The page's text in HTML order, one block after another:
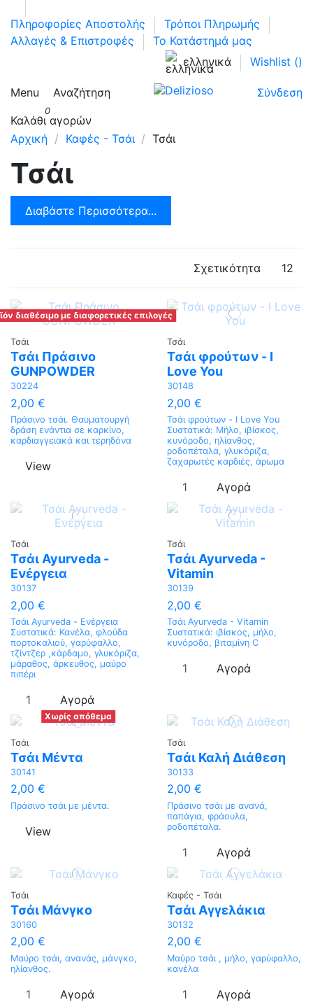
Πληροφορίες Αποστολής
Τρόποι Πληρωμής
Αλλαγές & Επιστροφές
Το Κατάστημά μας
ελληνικά
Wishlist ()
Menu Αναζήτηση Σύνδεση
0
Καλάθι αγορών
Αρχική
Καφές - Τσάι Τσάι
Τσάι
Διαβάστε Περισσότερα...
Σχετικότητα 12
διαθέσιμο με διαφορετικές επιλογές
Τσάι
Τσάι Πράσινο
GUNPOWDER
30224
2,00 €
Πράσινο τσάι. Θαυματουργή
δράση ενάντια σε καρκίνο,
καρδιαγγειακά και τερηδόνα
View
Τσάι
Τσάι φρούτων - I
Love You
30148
2,00 €
Τσάι φρούτων - I Love You
Συστατικά: Μήλο, ιβίσκος,
κυνόροδο, ηλίανθος,
ροδοπέταλα, γλυκόριζα,
ζαχαρωτές καρδιές, άρωμα
Αγορά
Τσάι
Τσάι Ayurveda -
Ενέργεια
30137
2,00 €
Τσάι Ayurveda - Ενέργεια
Συστατικά: Κανέλα, φλούδα
πορτοκαλιού, γαρύφαλλο,
τζίντζερ ,κάρδαμο, γλυκόριζα,
μάραθος, άρκευθος, μαύρο
πιπέρι
Αγορά
Τσάι
Τσάι Ayurveda -
Vitamin
30139
2,00 €
Τσάι Ayurveda - Vitamin
Συστατικά: ιβίσκος, μήλο,
κυνόροδο, βιταμίνη C
Αγορά
Χωρίς απόθεμα
Τσάι
Τσάι Μέντα
30141
2,00 €
Πράσινο τσάι με μέντα.
View
Τσάι
Τσάι Καλή Διάθεση
30133
2,00 €
Πράσινο τσάι με ανανά,
παπάγια, φράουλα,
ροδοπέταλα.
Αγορά
Τσάι
Τσάι Μάνγκο
30160
2,00 €
Μαύρο τσάι, ανανάς, μάνγκο,
ηλίανθος.
Αγορά
Καφές - Τσάι
Τσάι Αγγελάκια
30132
2,00 €
Μαύρο τσάι , μήλο, γαρύφαλλο,
κανέλα
Αγορά